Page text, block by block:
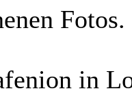
Fotos.
in